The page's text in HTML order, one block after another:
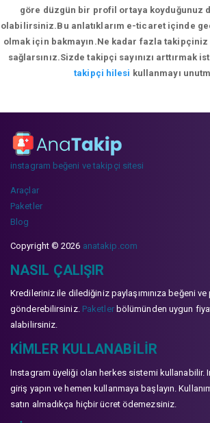
göre düzgün bir profil ortaya koyduğunuz
olabilirsiniz.Bu anlatıklarım e-ticaret içinde
olmak için bakmayın.Ne kadar fazla
sağlarsınız.Sizde takipçi sayınızı arttırmak
takipçi hilesi kullanmayı
instagram beğeni ve takipçi sitesi
Araçlar
Paketler
Blog
Copyright © 2026 anatakip.com
NASIL ÇALIŞIR
Kredileriniz ile dilediğiniz paylaşımınıza beğeni
gönderebilirsiniz. Paketlerbölümünden uygun
alabilirsiniz.
KIMLER KULLANABILIR
Instagram üyeliği olan herkes sistemi kullanabilir.
giriş yapın ve hemen kullanmaya başlayın.
satın almadıkça hiçbir ücret ödemezsiniz.